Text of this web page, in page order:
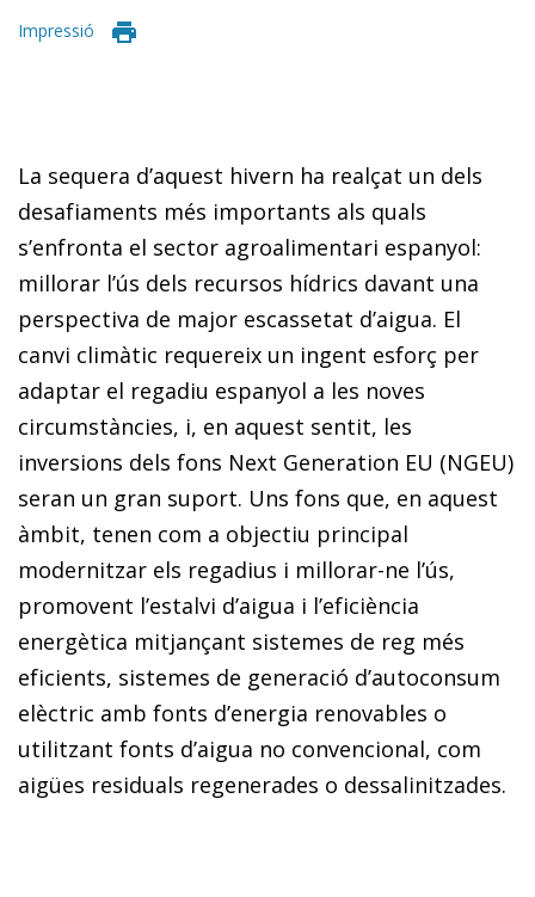
Impressió
La sequera d’aquest hivern ha realçat un dels
desafiaments més importants als quals
s’enfronta el sector agroalimentari espanyol:
millorar l’ús dels recursos hídrics davant una
perspectiva de major escassetat d’aigua. El
canvi climàtic requereix un ingent esforç per
adaptar el regadiu espanyol a les noves
circumstàncies, i, en aquest sentit, les
inversions dels fons Next Generation EU (NGEU)
seran un gran suport. Uns fons que, en aquest
àmbit, tenen com a objectiu principal
modernitzar els regadius i millorar-ne l’ús,
promovent l’estalvi d’aigua i l’eficiència
energètica mitjançant sistemes de reg més
eficients, sistemes de generació d’autoconsum
elèctric amb fonts d’energia renovables o
utilitzant fonts d’aigua no convencional, com
aigües residuals regenerades o dessalinitzades.